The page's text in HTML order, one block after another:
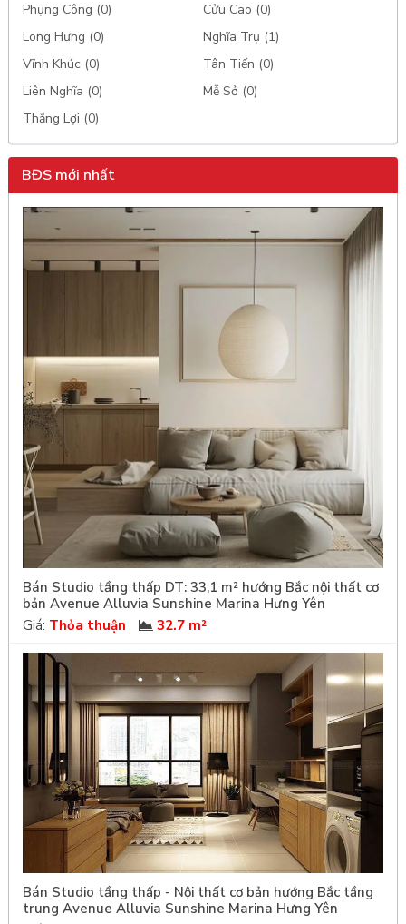
Phụng Công (0)
Cửu Cao (0)
Long Hưng (0)
Nghĩa Trụ (1)
Vĩnh Khúc (0)
Tân Tiến (0)
Liên Nghĩa (0)
Mễ Sở (0)
Thắng Lợi (0)
BĐS mới nhất
Bán Studio tầng thấp DT: 33,1 m² hướng Bắc nội thất cơ
bản Avenue Alluvia Sunshine Marina Hưng Yên
Giá: Thỏa thuận 32.7 m²
Bán Studio tầng thấp - Nội thất cơ bản hướng Bắc tầng
trung Avenue Alluvia Sunshine Marina Hưng Yên